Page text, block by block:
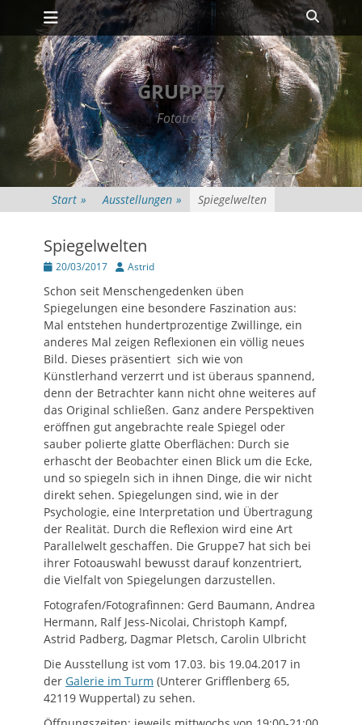
Zum
Inhalt
springen
Primäres Menü
GRUPPE7
Fototreff
Start » Ausstellungen » Spiegelwelten
Spiegelwelten
Posted
20/03/2017 AutorAstrid
Schon seit Menschengedenken üben
Spiegelungen eine besondere Faszination aus:
Mal entstehen hundertprozentige Zwillinge, ein
anderes Mal zeigen Reflexionen ein völlig neues
Bild. Dieses präsentiert sich wie von
Künstlerhand verzerrt und ist überaus spannend,
denn der Betrachter kann nicht ohne weiteres auf
das Original schließen. Ganz andere Perspektiven
eröffnen gut angebrachte reale Spiegel oder
sauber polierte glatte Oberflächen: Durch sie
erhascht der Beobachter einen Blick um die Ecke,
und so spiegeln sich in ihnen Dinge, die wir nicht
direkt sehen. Spiegelungen sind, wie in der
Psychologie, eine Interpretation und Übertragung
der Realität. Durch die Reflexion wird eine Art
Parallelwelt geschaffen. Die Gruppe7 hat sich bei
ihrer Fotoauswahl bewusst darauf konzentriert,
die Vielfalt von Spiegelungen darzustellen.
Fotografen/Fotografinnen: Gerd Baumann, Andrea
Hermann, Ralf Jess-Nicolai, Christoph Kampf,
Astrid Padberg, Dagmar Pletsch, Carolin Ulbricht
Die Ausstellung ist vom 17.03. bis 19.04.2017 in
der Galerie im Turm (Unterer Grifflenberg 65,
42119 Wuppertal) zu sehen.